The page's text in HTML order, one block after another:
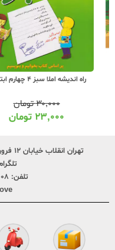
راه اندیشه املا سبز 4 چهارم ابتدایی
۳۰,۰۰۰تومان
۲۳,۰۰۰تومان
تهران انقلاب خیابان ۱۲ فروردین پایین تر از وحید نظری پلاک ۲۴۹
تلفن: